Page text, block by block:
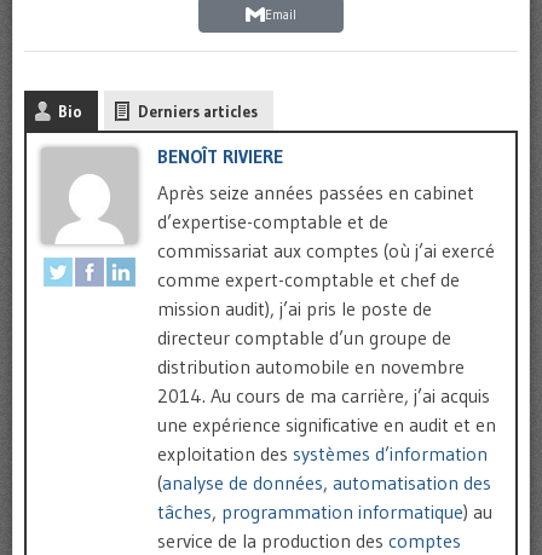
Email
Bio Derniers articles
BENOÎT RIVIERE
Après seize années passées en cabinet
d’expertise-comptable et de
commissariat aux comptes (où j’ai exercé
comme expert-comptable et chef de
mission audit), j’ai pris le poste de
directeur comptable d’un groupe de
distribution automobile en novembre
2014. Au cours de ma carrière, j’ai acquis
une expérience significative en audit et en
exploitation des systèmes d’information
(analyse de données, automatisation des
tâches, programmation informatique) au
service de la production des comptes